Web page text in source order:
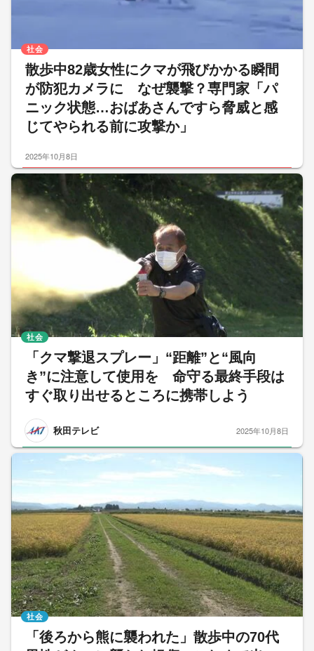
散歩中82歳女性にクマが飛びかかる瞬間
が防犯カメラに なぜ襲撃？専門家「パ
ニック状態…おばあさんですら脅威と感
じてやられる前に攻撃か」
社会
2025年10月8日
「クマ撃退スプレー」“距離”と“風向
き”に注意して使用を 命守る最終手段は
すぐ取り出せるところに携帯しよう
秋田テレビ
社会
2025年10月8日
「後ろから熊に襲われた」散歩中の70代
社会